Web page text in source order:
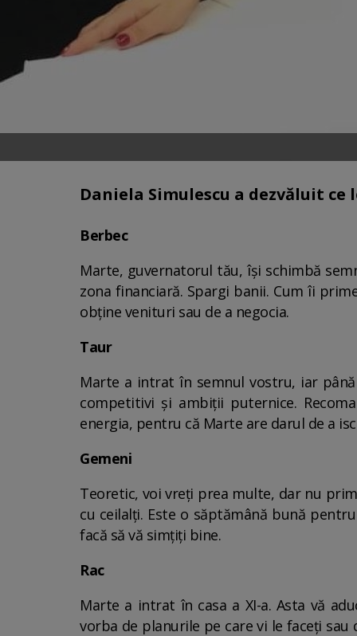
Daniela Simulescu a dezvăluit
Berbec
Marte, guvernatorul tău, își schimbă
zona financiară. Spargi banii. Cum îi
obține venituri sau de a negocia.
Taur
Marte a intrat în semnul vostru, iar
competitivi și ambiții puternice.
energia, pentru că Marte are darul de a
Gemeni
Teoretic, voi vreți prea multe, dar nu
cu ceilalți. Este o săptămână bună
facă să vă simțiți bine.
Rac
Marte a intrat în casa a XI-a. Asta vă
vorba de planurile pe care vi le faceți